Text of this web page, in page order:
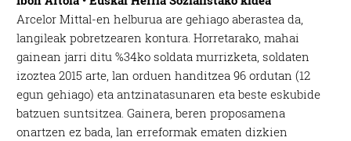
Arcelor Mittal-en helburua are gehiago aberastea da,
langileak pobretzearen kontura. Horretarako, mahai
gainean jarri ditu %34ko soldata murrizketa, soldaten
izoztea 2015 arte, lan orduen handitzea 96 ordutan (12
egun gehiago) eta antzinatasunaren eta beste eskubide
batzuen suntsitzea. Gainera, beren proposamena
onartzen ez bada, lan erreformak ematen dizkien